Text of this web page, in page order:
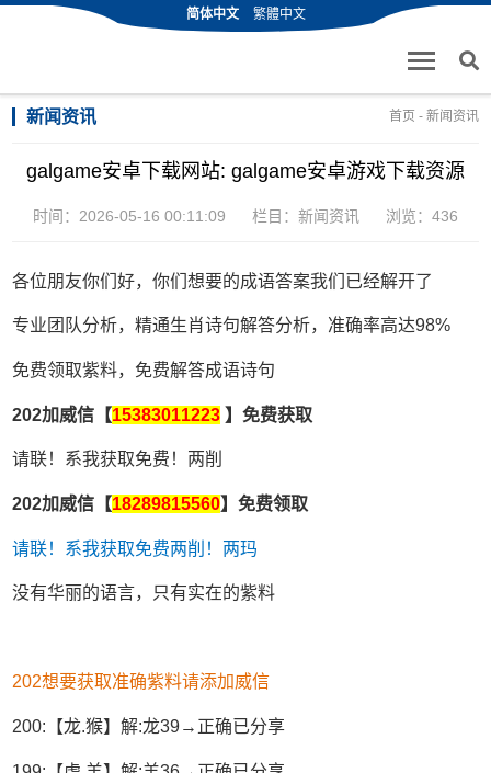
简体中文 繁體中文
新闻资讯 首页 - 新闻资讯
galgame安卓下载网站: galgame安卓游戏下载资源
时间：2026-05-16 00:11:09 栏目： 新闻资讯 浏览：436
各位朋友你们好，你们想要的成语答案我们已经解开了
专业团队分析，精通生肖诗句解答分析，准确率高达98%
免费领取紫料，免费解答成语诗句
202加威信【15383011223 】免费获取
请联！系我获取免费！两削
202加威信【18289815560】免费领取
请联！系我获取免费两削！两玛
没有华丽的语言，只有实在的紫料
202想要获取准确紫料请添加威信
200:【龙.猴】解:龙39→正确已分享